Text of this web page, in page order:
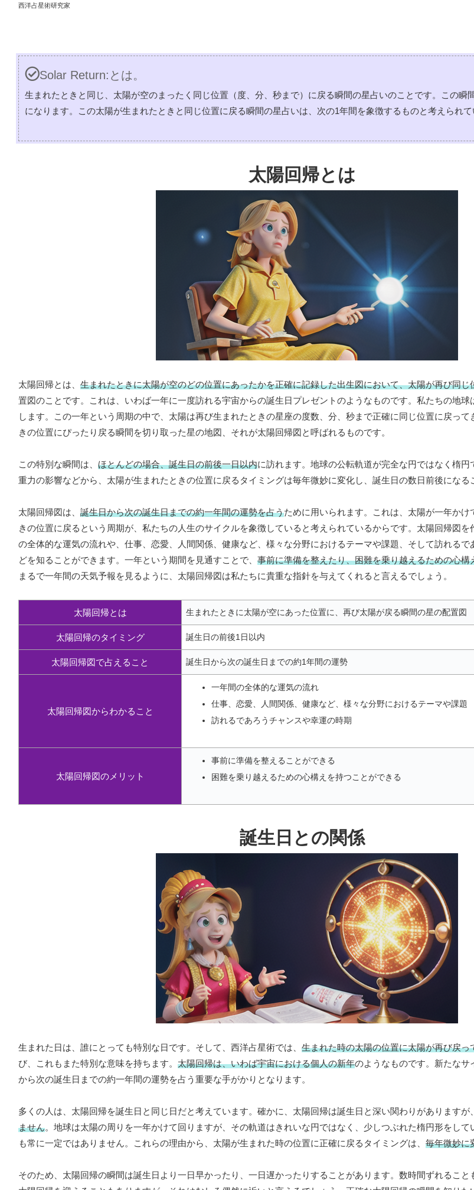
西洋占星術研究家
Solar Return:とは。
生まれたときと同じ、太陽が空のまったく同じ位置（度、分、秒まで）に戻る瞬間の星占いのことです。この瞬
になります。この太陽が生まれたときと同じ位置に戻る瞬間の星占いは、次の1年間を象徴するものと考えられて
太陽回帰とは
太陽回帰とは、 生まれたときに太陽が空のどの位置にあったかを正確に記録した出生図において、太陽が再び同じ
置図のことです。これは、いわば一年に一度訪れる宇宙からの誕生日プレゼントのようなものです。私たちの地球
します。この一年という周期の中で、太陽は再び生まれたときの星座の度数、分、秒まで正確に同じ位置に戻って
きの位置にぴったり戻る瞬間を切り取った星の地図、それが太陽回帰図と呼ばれるものです。
この特別な瞬間は、 ほとんどの場合、誕生日の前後一日以内に訪れます。地球の公転軌道が完全な円ではなく楕
重力の影響などから、太陽が生まれたときの位置に戻るタイミングは毎年微妙に変化し、誕生日の数日前後になる
太陽回帰図は、 誕生日から次の誕生日までの約一年間の運勢を占うために用いられます。これは、太陽が一年かけ
きの位置に戻るという周期が、私たちの人生のサイクルを象徴していると考えられているからです。太陽回帰図
の全体的な運気の流れや、仕事、恋愛、人間関係、健康など、様々な分野におけるテーマや課題、そして訪れるで
どを知ることができます。一年という期間を見通すことで、 事前に準備を整えたり、困難を乗り越えるための心構
まるで一年間の天気予報を見るように、太陽回帰図は私たちに貴重な指針を与えてくれると言えるでしょう。
太陽回帰とは 生まれたときに太陽が空にあった位置に、再び太陽が戻る瞬間の星の配置図
太陽回帰のタイミング 誕生日の前後1日以内
太陽回帰図で占えること 誕生日から次の誕生日までの約1年間の運勢
太陽回帰図からわかること
一年間の全体的な運気の流れ
仕事、恋愛、人間関係、健康など、様々な分野におけるテーマや課題
訪れるであろうチャンスや幸運の時期
太陽回帰図のメリット
事前に準備を整えることができる
困難を乗り越えるための心構えを持つことができる
誕生日との関係
生まれた日は、誰にとっても特別な日です。そして、西洋占星術では、 生まれた時の太陽の位置に太陽が再び戻っ
び、これもまた特別な意味を持ちます。 太陽回帰は、いわば宇宙における個人の新年のようなものです。新たなサ
から次の誕生日までの約一年間の運勢を占う重要な手がかりとなります。
多くの人は、太陽回帰を誕生日と同じ日だと考えています。確かに、太陽回帰は誕生日と深い関わりがありますが、
ません。地球は太陽の周りを一年かけて回りますが、その軌道はきれいな円ではなく、少しつぶれた楕円形をし
も常に一定ではありません。これらの理由から、太陽が生まれた時の位置に正確に戻るタイミングは、 毎年微妙に
そのため、太陽回帰の瞬間は誕生日より一日早かったり、一日遅かったりすることがあります。数時間ずれること